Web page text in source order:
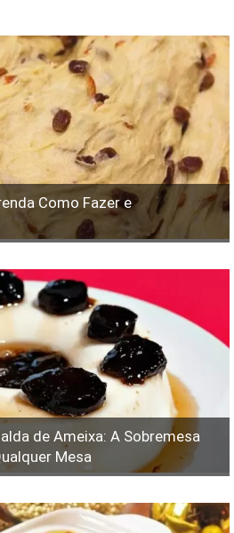
Como Fazer e
de Ameixa: A Sobremesa
Mesa